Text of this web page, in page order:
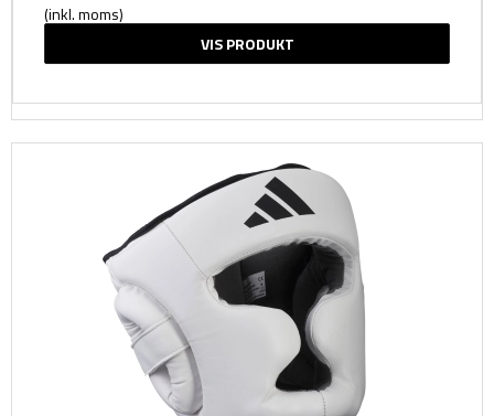
(inkl. moms)
VIS PRODUKT